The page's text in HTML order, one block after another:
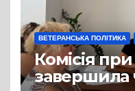
ВЕТЕРАНСЬКА ПОЛІТИКА
Комісія
завершила